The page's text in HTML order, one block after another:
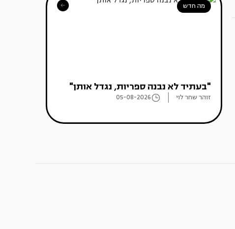
מה חדש
"בעתיד לא נבנה ספריות, נגדל אותן"
זוהר שחר לוי 05-08-2026